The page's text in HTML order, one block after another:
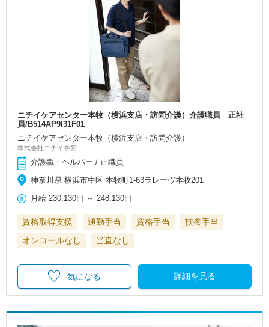
ニチイケアセンター本牧（横浜支店・訪問介護）介護職員 正社
員/B514AP9I31F01
ニチイケアセンター本牧（横浜支店・訪問介護）
株式会社ニチイ学館
介護職・ヘルパー / 正職員
神奈川県 横浜市中区 本牧町1-63ラレーヴ本牧201
月給 230,130円 ～ 248,130円
資格取得支援 通勤手当 資格手当
扶養手当
オンコールなし
当直なし
詳細を見る
気になる